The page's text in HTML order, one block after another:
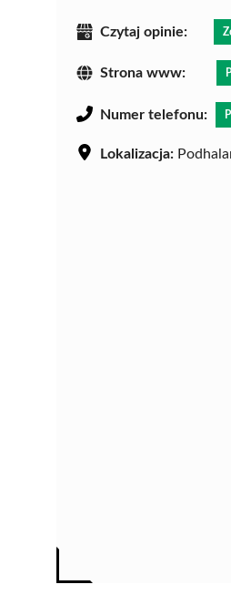
Czytaj opinie:
Strona www:
Numer telefonu:
Lokalizacja: